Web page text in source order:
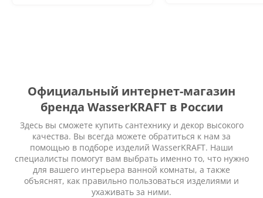
Официальный интернет-магазин
бренда WasserKRAFT в России
Здесь вы сможете купить сантехнику и декор высокого
качества. Вы всегда можете обратиться к нам за
помощью в подборе изделий WasserKRAFT. Наши
специалисты помогут вам выбрать именно то, что нужно
для вашего интерьера ванной комнаты, а также
объяснят, как правильно пользоваться изделиями и
ухаживать за ними.